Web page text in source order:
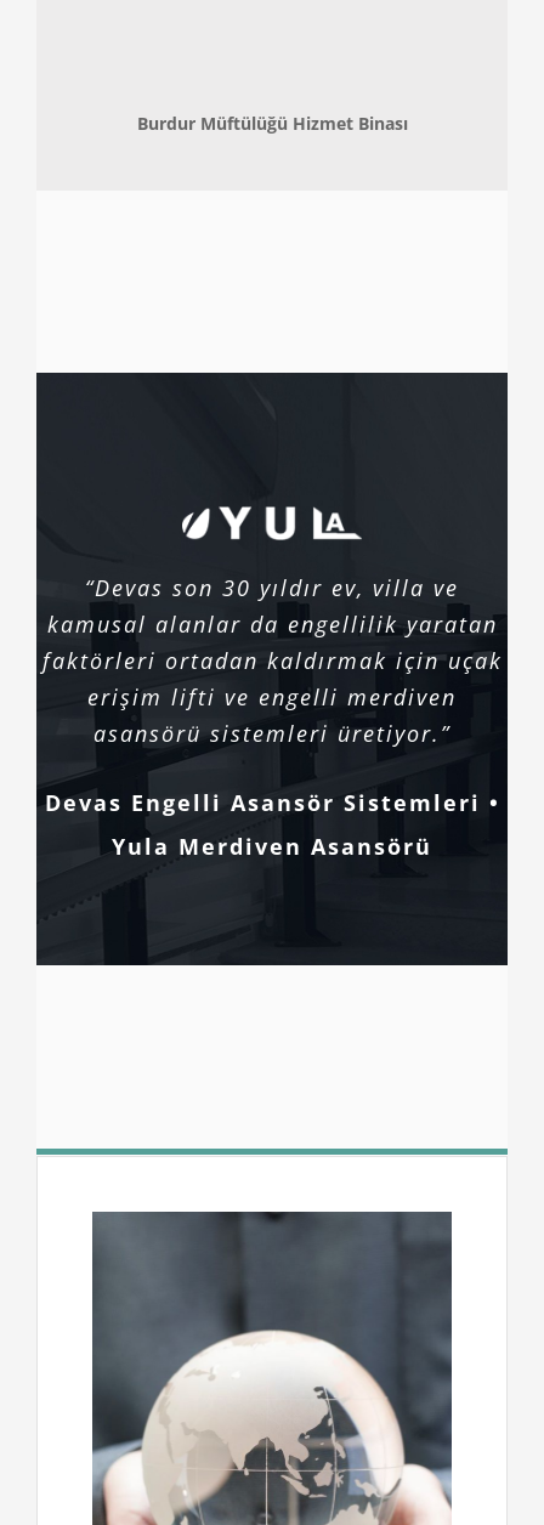
Burdur Müftülüğü Hizmet Binası
“Devas son 30 yıldır ev, villa ve
kamusal alanlar da engellilik yaratan
faktörleri ortadan kaldırmak için uçak
erişim lifti ve engelli merdiven
asansörü sistemleri üretiyor.”
Devas Engelli Asansör Sistemleri •
Yula Merdiven Asansörü